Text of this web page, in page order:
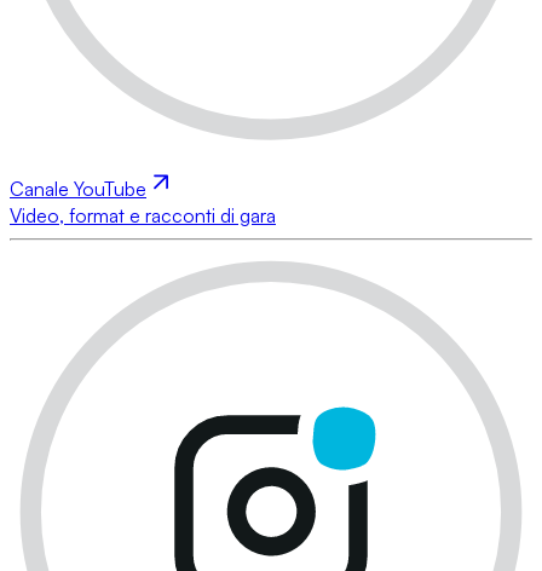
Canale YouTube
Video, format e racconti di gara